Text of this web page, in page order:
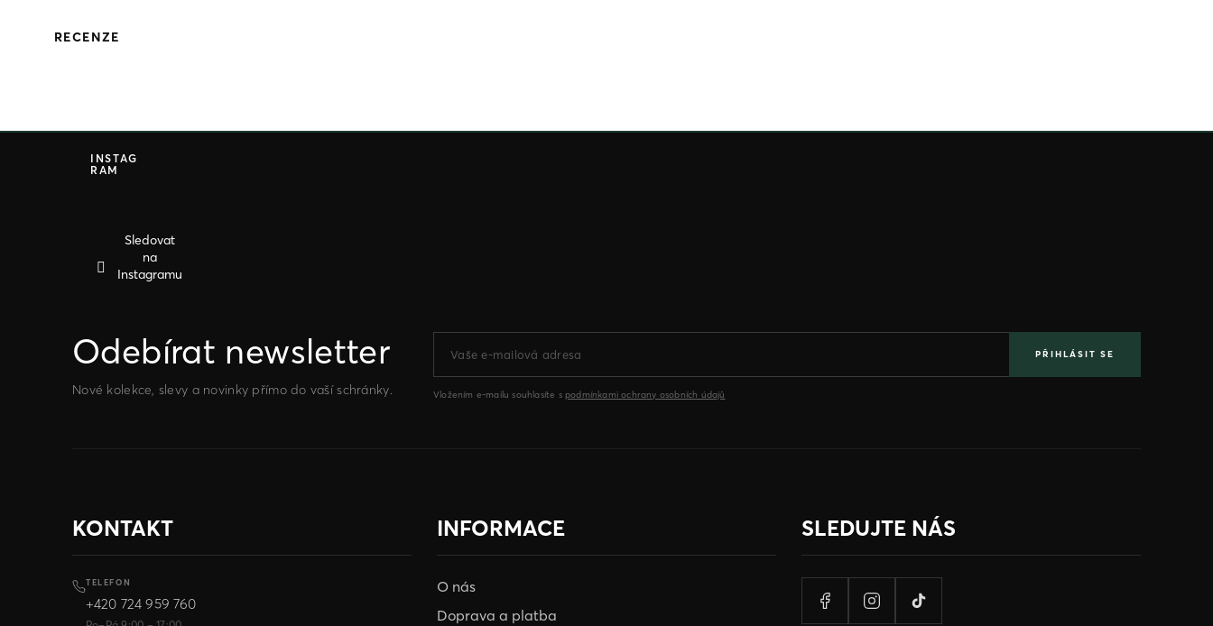
RECENZE
INSTAG
RAM
Sledovat
na
Instagramu
Odebírat newsletter
Nové kolekce, slevy a novinky přímo do vaší schránky.
PŘIHLÁSIT SE
Vložením e-mailu souhlasíte s podmínkami ochrany osobních údajů
KONTAKT
TELEFON
+420 724 959 760
INFORMACE
O nás
Doprava a platba
SLEDUJTE NÁS